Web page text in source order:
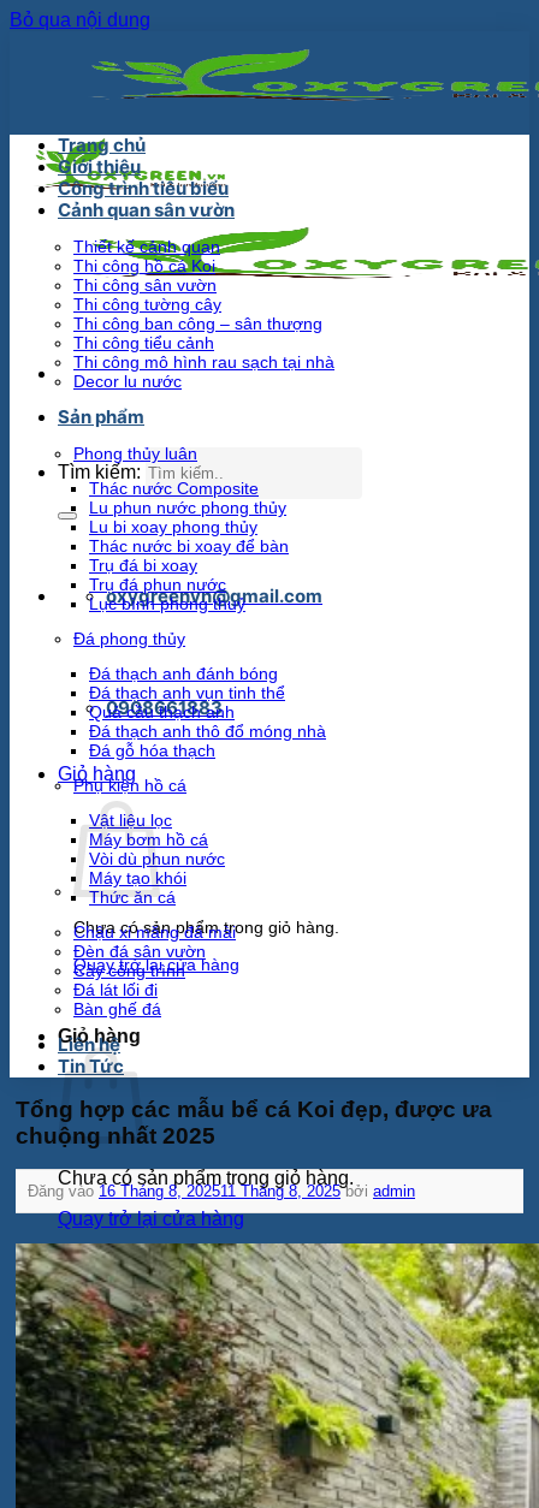
Bỏ qua nội dung
Tìm kiếm:
oxygreenvn@gmail.com
0908661883
Giỏ hàng
Chưa có sản phẩm trong giỏ hàng.
Quay trở lại cửa hàng
Giỏ hàng
Chưa có sản phẩm trong giỏ hàng.
Quay trở lại cửa hàng
Trang chủ
Giới thiệu
Công trình tiêu biểu
Cảnh quan sân vườn
Thiết kế cảnh quan
Thi công hồ cá Koi
Thi công sân vườn
Thi công tường cây
Thi công ban công – sân thượng
Thi công tiểu cảnh
Thi công mô hình rau sạch tại nhà
Decor lu nước
Sản phẩm
Phong thủy luân
Thác nước Composite
Lu phun nước phong thủy
Lu bi xoay phong thủy
Thác nước bi xoay để bàn
Trụ đá bi xoay
Trụ đá phun nước
Lục bình phong thuỷ
Đá phong thủy
Đá thạch anh đánh bóng
Đá thạch anh vụn tinh thể
Quả cầu thạch anh
Đá thạch anh thô đổ móng nhà
Đá gỗ hóa thạch
Phụ kiện hồ cá
Vật liệu lọc
Máy bơm hồ cá
Vòi dù phun nước
Máy tạo khói
Thức ăn cá
Chậu xi măng đá mài
Đèn đá sân vườn
Cây công trình
Đá lát lối đi
Bàn ghế đá
Liên hệ
Tin Tức
Tổng hợp các mẫu bể cá Koi đẹp, được ưa
chuộng nhất 2025
Đăng vào 16 Tháng 8, 202511 Tháng 8, 2025 bởi admin